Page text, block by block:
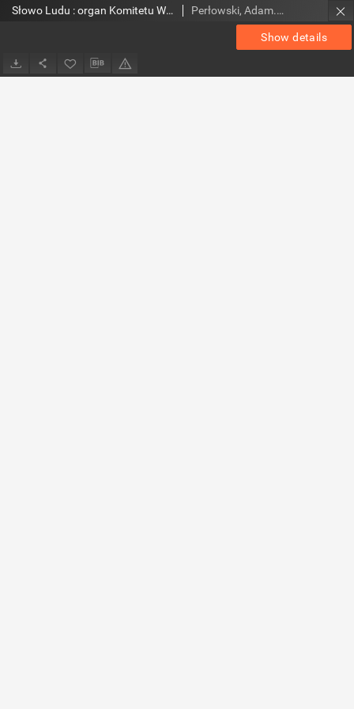
Show details
Słowo Ludu : organ Komitetu Wojewódzkiego Polskiej Zjednoczonej Partii Robotniczej, 1977, R.XXIX, nr 297 Perłowski, Adam. Red.